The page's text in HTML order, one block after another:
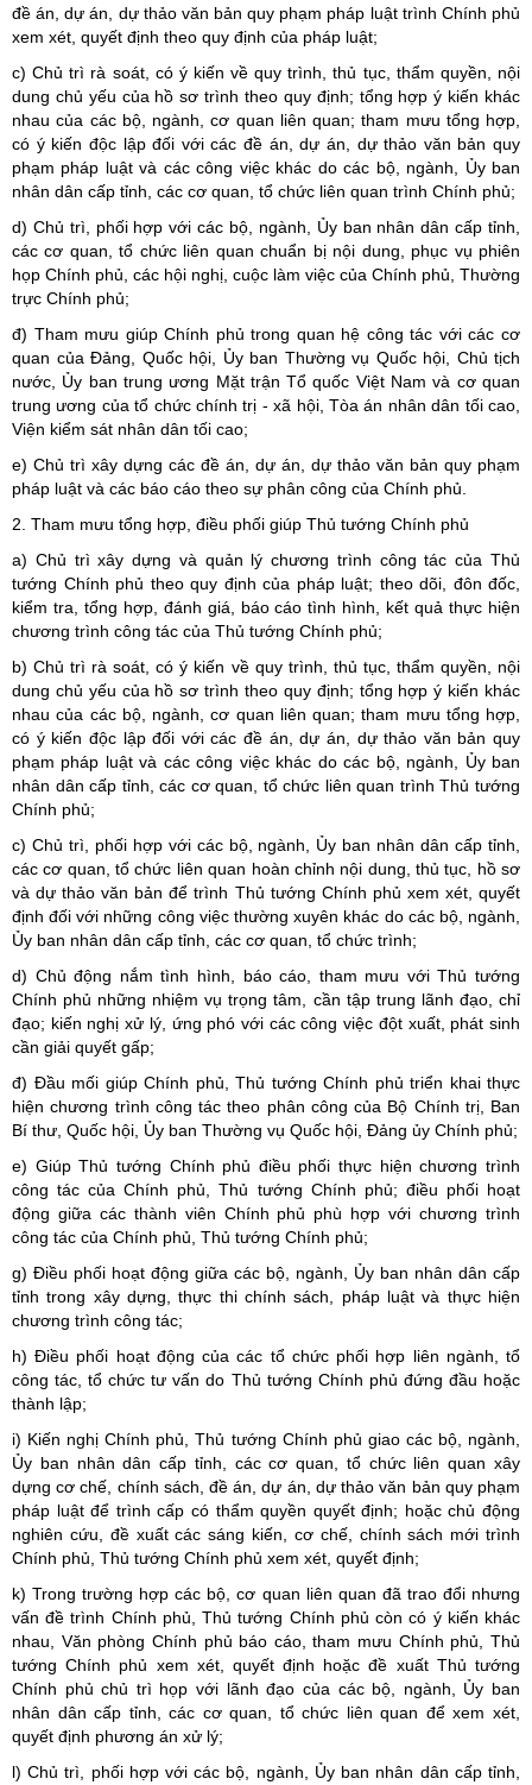
đề án, dự án, dự thảo văn bản quy phạm pháp luật trình Chính phủ
xem xét, quyết định theo quy định của pháp luật;
c) Chủ trì rà soát, có ý kiến về quy trình, thủ tục, thẩm quyền, nội
dung chủ yếu của hồ sơ trình theo quy định; tổng hợp ý kiến khác
nhau của các bộ, ngành, cơ quan liên quan; tham mưu tổng hợp,
có ý kiến độc lập đối với các đề án, dự án, dự thảo văn bản quy
phạm pháp luật và các công việc khác do các bộ, ngành, Ủy ban
nhân dân cấp tỉnh, các cơ quan, tổ chức liên quan trình Chính phủ;
d) Chủ trì, phối hợp với các bộ, ngành, Ủy ban nhân dân cấp tỉnh,
các cơ quan, tổ chức liên quan chuẩn bị nội dung, phục vụ phiên
họp Chính phủ, các hội nghị, cuộc làm việc của Chính phủ, Thường
trực Chính phủ;
đ) Tham mưu giúp Chính phủ trong quan hệ công tác với các cơ
quan của Đảng, Quốc hội, Ủy ban Thường vụ Quốc hội, Chủ tịch
nước, Ủy ban trung ương Mặt trận Tổ quốc Việt Nam và cơ quan
trung ương của tổ chức chính trị - xã hội, Tòa án nhân dân tối cao,
Viện kiểm sát nhân dân tối cao;
e) Chủ trì xây dựng các đề án, dự án, dự thảo văn bản quy phạm
pháp luật và các báo cáo theo sự phân công của Chính phủ.
2. Tham mưu tổng hợp, điều phối giúp Thủ tướng Chính phủ
a) Chủ trì xây dựng và quản lý chương trình công tác của Thủ
tướng Chính phủ theo quy định của pháp luật; theo dõi, đôn đốc,
kiểm tra, tổng hợp, đánh giá, báo cáo tình hình, kết quả thực hiện
chương trình công tác của Thủ tướng Chính phủ;
b) Chủ trì rà soát, có ý kiến về quy trình, thủ tục, thẩm quyền, nội
dung chủ yếu của hồ sơ trình theo quy định; tổng hợp ý kiến khác
nhau của các bộ, ngành, cơ quan liên quan; tham mưu tổng hợp,
có ý kiến độc lập đối với các đề án, dự án, dự thảo văn bản quy
phạm pháp luật và các công việc khác do các bộ, ngành, Ủy ban
nhân dân cấp tỉnh, các cơ quan, tổ chức liên quan trình Thủ tướng
Chính phủ;
c) Chủ trì, phối hợp với các bộ, ngành, Ủy ban nhân dân cấp tỉnh,
các cơ quan, tổ chức liên quan hoàn chỉnh nội dung, thủ tục, hồ sơ
và dự thảo văn bản để trình Thủ tướng Chính phủ xem xét, quyết
định đối với những công việc thường xuyên khác do các bộ, ngành,
Ủy ban nhân dân cấp tỉnh, các cơ quan, tổ chức trình;
d) Chủ động nắm tình hình, báo cáo, tham mưu với Thủ tướng
Chính phủ những nhiệm vụ trọng tâm, cần tập trung lãnh đạo, chỉ
đạo; kiến nghị xử lý, ứng phó với các công việc đột xuất, phát sinh
cần giải quyết gấp;
đ) Đầu mối giúp Chính phủ, Thủ tướng Chính phủ triển khai thực
hiện chương trình công tác theo phân công của Bộ Chính trị, Ban
Bí thư, Quốc hội, Ủy ban Thường vụ Quốc hội, Đảng ủy Chính phủ;
e) Giúp Thủ tướng Chính phủ điều phối thực hiện chương trình
công tác của Chính phủ, Thủ tướng Chính phủ; điều phối hoạt
động giữa các thành viên Chính phủ phù hợp với chương trình
công tác của Chính phủ, Thủ tướng Chính phủ;
g) Điều phối hoạt động giữa các bộ, ngành, Ủy ban nhân dân cấp
tỉnh trong xây dựng, thực thi chính sách, pháp luật và thực hiện
chương trình công tác;
h) Điều phối hoạt động của các tổ chức phối hợp liên ngành, tổ
công tác, tổ chức tư vấn do Thủ tướng Chính phủ đứng đầu hoặc
thành lập;
i) Kiến nghị Chính phủ, Thủ tướng Chính phủ giao các bộ, ngành,
Ủy ban nhân dân cấp tỉnh, các cơ quan, tổ chức liên quan xây
dựng cơ chế, chính sách, đề án, dự án, dự thảo văn bản quy phạm
pháp luật để trình cấp có thẩm quyền quyết định; hoặc chủ động
nghiên cứu, đề xuất các sáng kiến, cơ chế, chính sách mới trình
Chính phủ, Thủ tướng Chính phủ xem xét, quyết định;
k) Trong trường hợp các bộ, cơ quan liên quan đã trao đổi nhưng
vấn đề trình Chính phủ, Thủ tướng Chính phủ còn có ý kiến khác
nhau, Văn phòng Chính phủ báo cáo, tham mưu Chính phủ, Thủ
tướng Chính phủ xem xét, quyết định hoặc đề xuất Thủ tướng
Chính phủ chủ trì họp với lãnh đạo của các bộ, ngành, Ủy ban
nhân dân cấp tỉnh, các cơ quan, tổ chức liên quan để xem xét,
quyết định phương án xử lý;
l) Chủ trì, phối hợp với các bộ, ngành, Ủy ban nhân dân cấp tỉnh,